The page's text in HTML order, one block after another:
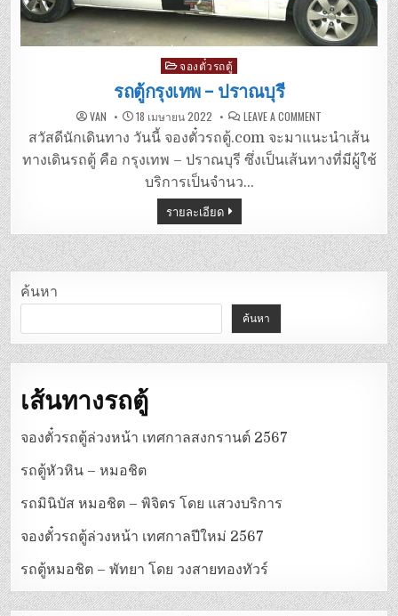
Posted
in
จองตั๋วรถตู้
รถตู้กรุงเทพ – ปราณบุรี
VAN 18 เมษายน 2022 LEAVE A COMMENT
ตู้
กรุงเทพ
–
ปราณบุรี
สวัสดีนักเดินทาง วันนี้ จองตั๋วรถตู้.com จะมาแนะนำเส้น
ทางเดินรถตู้ คือ กรุงเทพ – ปราณบุรี ซึ่งเป็นเส้นทางที่มีผู้ใช้
บริการเป็นจำนว…
รายละเอียด
ค้นหา
ค้นหา
เส้นทางรถตู้
จองตั๋วรถตู้ล่วงหน้า เทศกาลสงกรานต์ 2567
รถตู้หัวหิน – หมอชิต
รถมินิบัส หมอชิต – พิจิตร โดย แสวงบริการ
จองตั๋วรถตู้ล่วงหน้า เทศกาลปีใหม่ 2567
รถตู้หมอชิต – พัทยา โดย วงสายทองทัวร์